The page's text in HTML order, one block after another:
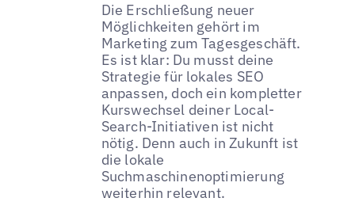
Die Erschließung neuer
Möglichkeiten gehört im
Marketing zum Tagesgeschäft.
Es ist klar: Du musst deine
Strategie für lokales SEO
anpassen, doch ein kompletter
Kurswechsel deiner Local-
Search-Initiativen ist nicht
nötig. Denn auch in Zukunft ist
die lokale
Suchmaschinenoptimierung
weiterhin relevant.